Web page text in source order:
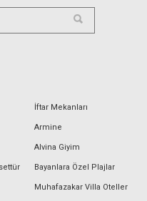
İftar Mekanları
Armine
Alvina Giyim
Bayanlara Özel Plajlar
Muhafazakar Villa Oteller